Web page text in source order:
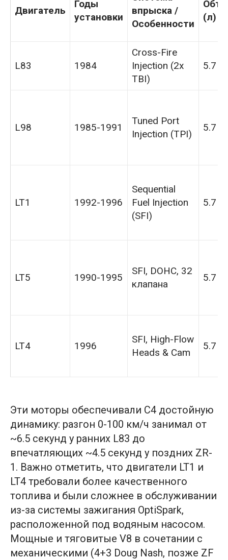
Двигатель
Годы
установки
впрыска /
Особенности
(л)
L83 1984
Cross-Fire
Injection (2x
TBI)
5.7
L98 1985-1991
Tuned Port
Injection (TPI)
5.7
LT1 1992-1996
Sequential
Fuel Injection
(SFI)
5.7
LT5 1990-1995
SFI, DOHC, 32
клапана
5.7
LT4 1996
SFI, High-Flow
Heads & Cam
5.7
Эти моторы обеспечивали C4 достойную
динамику: разгон 0-100 км/ч занимал от
~6.5 секунд у ранних L83 до
впечатляющих ~4.5 секунд у поздних ZR-
1. Важно отметить, что двигатели LT1 и
LT4 требовали более качественного
топлива и были сложнее в обслуживании
из-за системы зажигания OptiSpark,
расположенной под водяным насосом.
Мощные и тяговитые V8 в сочетании с
механическими (4+3 Doug Nash, позже ZF